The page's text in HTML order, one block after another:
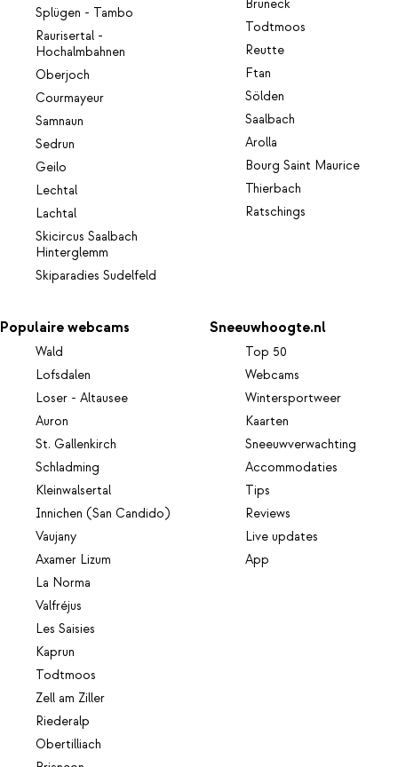
Splügen - Tambo
Raurisertal -
Hochalmbahnen
Oberjoch
Courmayeur
Samnaun
Sedrun
Geilo
Lechtal
Lachtal
Skicircus Saalbach
Hinterglemm
Skiparadies Sudelfeld
Bruneck
Todtmoos
Reutte
Ftan
Sölden
Saalbach
Arolla
Bourg Saint Maurice
Thierbach
Ratschings
Populaire webcams
Wald
Lofsdalen
Loser - Altausee
Auron
St. Gallenkirch
Schladming
Kleinwalsertal
Innichen (San Candido)
Vaujany
Axamer Lizum
La Norma
Valfréjus
Les Saisies
Kaprun
Todtmoos
Zell am Ziller
Riederalp
Obertilliach
Sneeuwhoogte.nl
Top 50
Webcams
Wintersportweer
Kaarten
Sneeuwverwachting
Accommodaties
Tips
Reviews
Live updates
App